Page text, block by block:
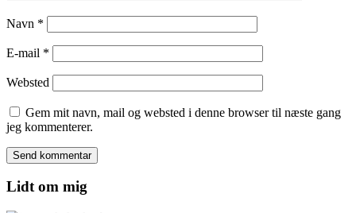
Navn *
E-mail *
Websted
Gem mit navn, mail og websted i denne browser til næste gang
jeg kommenterer.
Lidt om mig